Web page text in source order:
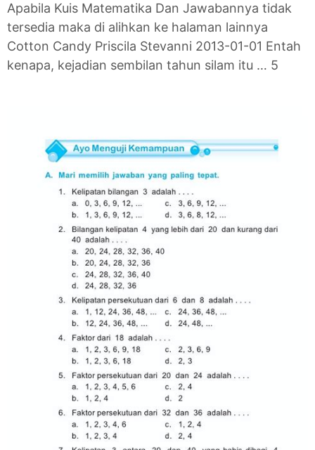
Apabila Kuis Matematika Dan Jawabannya tidak
tersedia maka di alihkan ke halaman lainnya
Cotton Candy Priscila Stevanni 2013-01-01 Entah
kenapa, kejadian sembilan tahun silam itu … 5